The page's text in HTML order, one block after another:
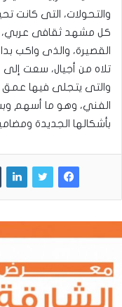
والتحولات، التى كانت
كل مشهد ثقافى
القصيرة، والذى واكب
تلاه من أجيال، سعت إلى
والتى يتجلى فيها عمق
الفني، وهو ما أسهم
بأشكالها الجديدة